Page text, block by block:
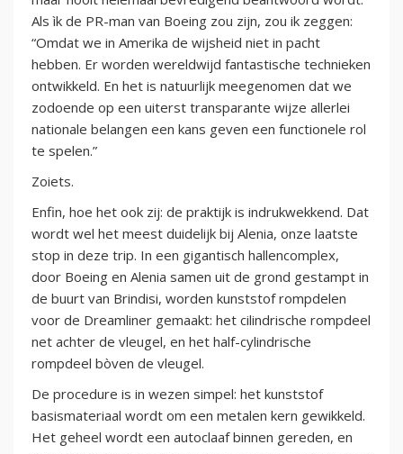
Als ìk de PR-man van Boeing zou zijn, zou ik zeggen:
“Omdat we in Amerika de wijsheid niet in pacht
hebben. Er worden wereldwijd fantastische technieken
ontwikkeld. En het is natuurlijk meegenomen dat we
zodoende op een uiterst transparante wijze allerlei
nationale belangen een kans geven een functionele rol
te spelen.”
Zoiets.
Enfin, hoe het ook zij: de praktijk is indrukwekkend. Dat
wordt wel het meest duidelijk bij Alenia, onze laatste
stop in deze trip. In een gigantisch hallencomplex,
door Boeing en Alenia samen uit de grond gestampt in
de buurt van Brindisi, worden kunststof rompdelen
voor de Dreamliner gemaakt: het cilindrische rompdeel
net achter de vleugel, en het half-cylindrische
rompdeel bòven de vleugel.
De procedure is in wezen simpel: het kunststof
basismateriaal wordt om een metalen kern gewikkeld.
Het geheel wordt een autoclaaf binnen gereden, en